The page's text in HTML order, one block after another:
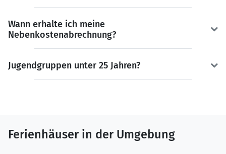
Wann erhalte ich meine
Nebenkostenabrechnung?
Jugendgruppen unter 25 Jahren?
Ferienhäuser in der Umgebung